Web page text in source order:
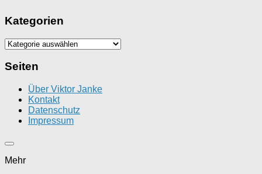
Kategorien
Kategorien
Seiten
Über Viktor Janke
Kontakt
Datenschutz
Impressum
Mehr